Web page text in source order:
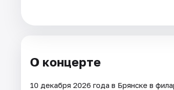
О концерте
10 декабря 2026 года в Брянске в